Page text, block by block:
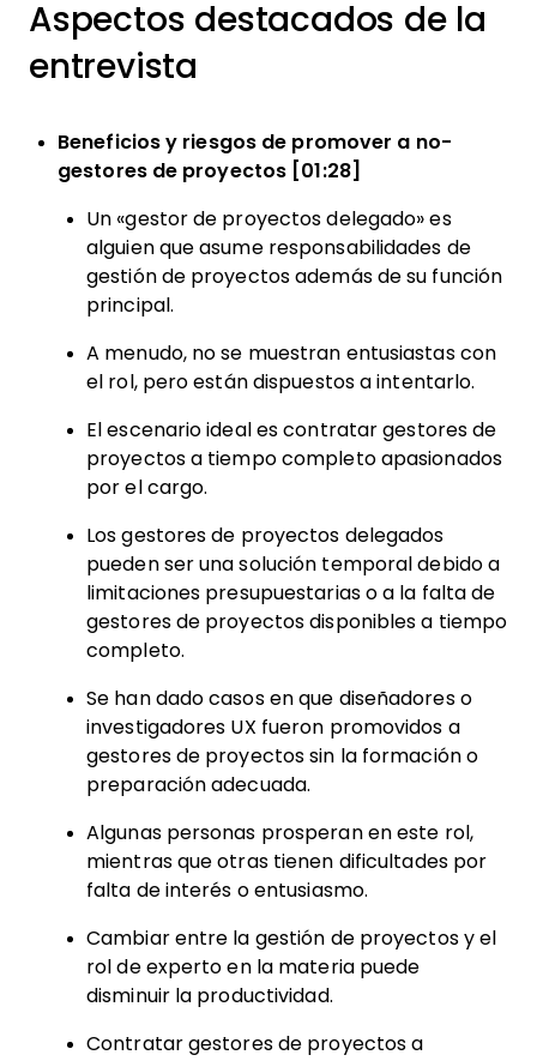
Aspectos destacados de la
entrevista
Beneficios y riesgos de promover a no-
gestores de proyectos [01:28]
Un «gestor de proyectos delegado» es
alguien que asume responsabilidades de
gestión de proyectos además de su función
principal.
A menudo, no se muestran entusiastas con
el rol, pero están dispuestos a intentarlo.
El escenario ideal es contratar gestores de
proyectos a tiempo completo apasionados
por el cargo.
Los gestores de proyectos delegados
pueden ser una solución temporal debido a
limitaciones presupuestarias o a la falta de
gestores de proyectos disponibles a tiempo
completo.
Se han dado casos en que diseñadores o
investigadores UX fueron promovidos a
gestores de proyectos sin la formación o
preparación adecuada.
Algunas personas prosperan en este rol,
mientras que otras tienen dificultades por
falta de interés o entusiasmo.
Cambiar entre la gestión de proyectos y el
rol de experto en la materia puede
disminuir la productividad.
Contratar gestores de proyectos a